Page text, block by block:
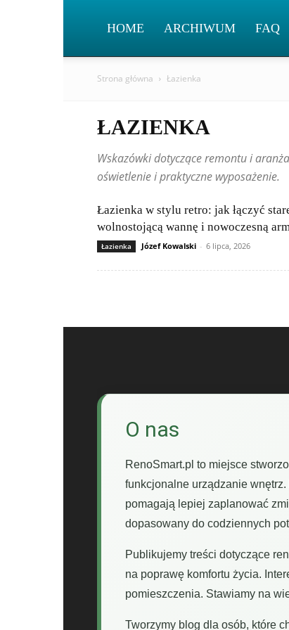
HOME ARCHIWUM FAQ
Strona główna Łazienka
ŁAZIENKA
Wskazówki dotyczące remontu i
oświetlenie i praktyczne wyposażenie.
Łazienka w stylu retro: jak łączyć
wolnostojącą wannę i nowoczesną
Łazienka Józef Kowalski - 6 lipca, 2026
O nas
RenoSmart.pl to miejsce
funkcjonalne urządzanie
pomagają lepiej zaplanować
dopasowany do codziennych
Publikujemy treści dotyczące
na poprawę komfortu życia.
pomieszczenia. Stawiamy na
Tworzymy blog dla osób, które